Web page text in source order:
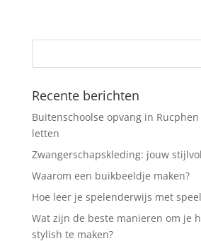
Recente berichten
Buitenschoolse opvang in
letten
Zwangerschapskleding: jouw
Waarom een buikbeeldje maken?
Hoe leer je spelenderwijs met
Wat zijn de beste manieren om je
stylish te maken?